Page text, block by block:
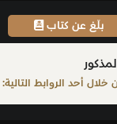
بلّغ عن كتاب
أحد الروابط التالية: